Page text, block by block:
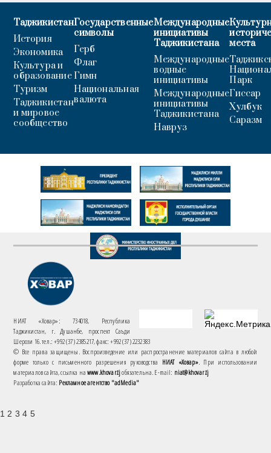
Таджикистан
История
Экономика
Культура и
образование
Туризм
Таджикистан
и мировое
сообщество
Государственные
символы
Герб
Флаг
Гимн
Национальная
валюта
Международные
инициативы
Таджикистана
Международные
водные
инициативы
Международные
инициативы
Таджикистана
Навруз
места
Парк
Гиссар
Хулбук
Саразм
НИАТ «Ховар»: 734018, Республика
Таджикистан, г. Душанбе, проспект Саъди
Шерози 16. тел.: +992 (37) 2385217, факс: +992 (37) 2232383
© Все права защищены. Воспроизведение или распространение материалов сайта в любой
форме только с письменного разрешения руководства НИАТ «Ховар». При использовании
материалов сайта, ссылка наwww.khovar.tjобязательна. E-mail: niat@khovar.tj
Разработка сайта: Рекламное агентство "adMedia"
1 2 3 4 5